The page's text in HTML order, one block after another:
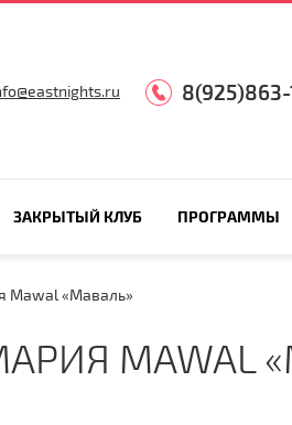
ЗАКРЫТЫЙ КЛУБ ПРОГРАММЫ
Mawal «Маваль»
MAWAL